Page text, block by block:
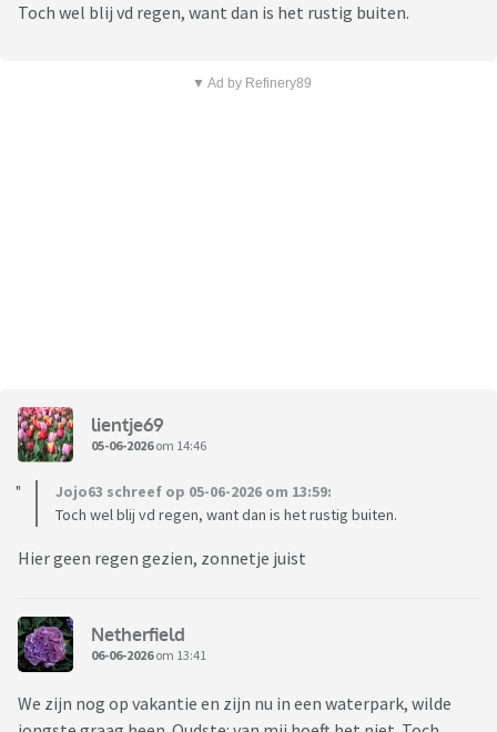
Toch wel blij vd regen, want dan is het rustig buiten.
▼ Ad by Refinery89
lientje69
05-06-2026om 14:46
Jojo63 schreef op 05-06-2026 om 13:59:
Toch wel blij vd regen, want dan is het rustig buiten.
Hier geen regen gezien, zonnetje juist
Netherfield
06-06-2026om 13:41
We zijn nog op vakantie en zijn nu in een waterpark, wilde